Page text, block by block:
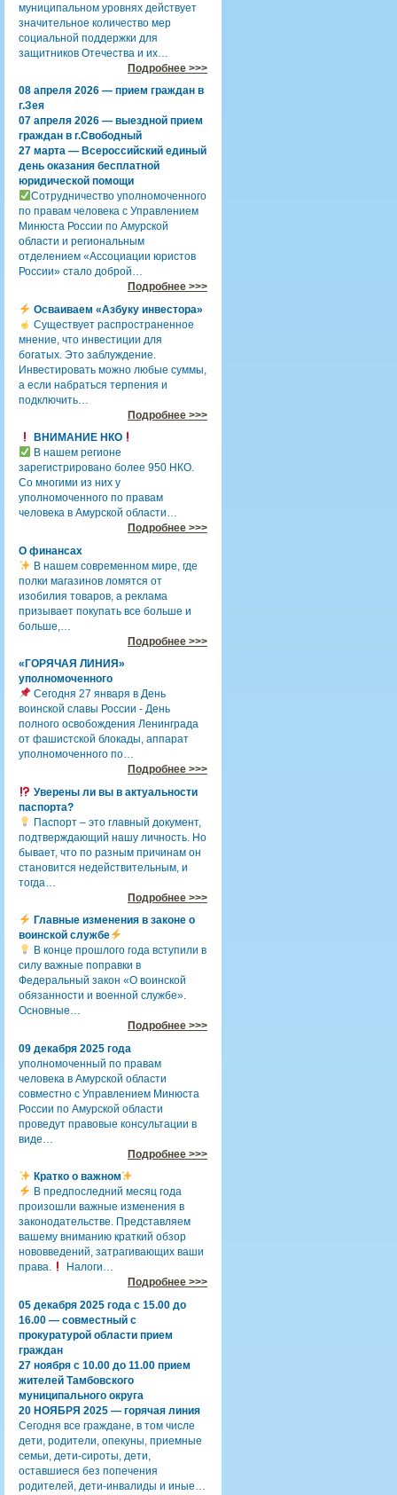
муниципальном уровнях действует
значительное количество мер
социальной поддержки для
защитников Отечества и их…
Подробнее >>>
08 апреля 2026 — прием граждан в
г.Зея
07 апреля 2026 — выездной прием
граждан в г.Свободный
27 марта — Всероссийский единый
день оказания бесплатной
юридической помощи
Сотрудничество уполномоченного
по правам человека с Управлением
Минюста России по Амурской
области и региональным
отделением «Ассоциации юристов
России» стало доброй…
Подробнее >>>
Осваиваем «Азбуку инвестора»
Существует распространенное
мнение, что инвестиции для
богатых. Это заблуждение.
Инвестировать можно любые суммы,
а если набраться терпения и
подключить…
Подробнее >>>
ВНИМАНИЕ НКО
В нашем регионе
зарегистрировано более 950 НКО.
Со многими из них у
уполномоченного по правам
человека в Амурской области…
Подробнее >>>
О финансах
В нашем современном мире, где
полки магазинов ломятся от
изобилия товаров, а реклама
призывает покупать все больше и
больше,…
Подробнее >>>
«ГОРЯЧАЯ ЛИНИЯ»
уполномоченного
Сегодня 27 января в День
воинской славы России - День
полного освобождения Ленинграда
от фашистской блокады, аппарат
уполномоченного по…
Подробнее >>>
Уверены ли вы в актуальности
паспорта?
Паспорт – это главный документ,
подтверждающий нашу личность. Но
бывает, что по разным причинам он
становится недействительным, и
тогда…
Подробнее >>>
Главные изменения в законе о
воинской службе
В конце прошлого года вступили в
силу важные поправки в
Федеральный закон «О воинской
обязанности и военной службе».
Основные…
Подробнее >>>
09 декабря 2025 года
уполномоченный по правам
человека в Амурской области
совместно с Управлением Минюста
России по Амурской области
проведут правовые консультации в
виде…
Подробнее >>>
Кратко о важном
В предпоследний месяц года
произошли важные изменения в
законодательстве. Представляем
вашему вниманию краткий обзор
нововведений, затрагивающих ваши
права.
Налоги…
Подробнее >>>
05 декабря 2025 года с 15.00 до
16.00 — совместный с
прокуратурой области прием
граждан
27 ноября с 10.00 до 11.00 прием
жителей Тамбовского
муниципального округа
20 НОЯБРЯ 2025 — горячая линия
Сегодня все граждане, в том числе
дети, родители, опекуны, приемные
семьи, дети-сироты, дети,
оставшиеся без попечения
родителей, дети-инвалиды и иные…